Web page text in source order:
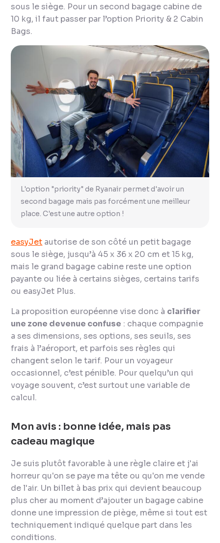
sous le siège. Pour un second bagage cabine de
10 kg, il faut passer par l’option Priority & 2 Cabin
Bags.
L'option "priority" de Ryanair permet d'avoir un
second bagage mais pas forcément une meilleur
place. C'est une autre option !
easyJet autorise de son côté un petit bagage
sous le siège, jusqu’à 45 x 36 x 20 cm et 15 kg,
mais le grand bagage cabine reste une option
payante ou liée à certains sièges, certains tarifs
ou easyJet Plus.
La proposition européenne vise donc à clarifier
une zone devenue confuse : chaque compagnie
a ses dimensions, ses options, ses seuils, ses
frais à l’aéroport, et parfois ses règles qui
changent selon le tarif. Pour un voyageur
occasionnel, c’est pénible. Pour quelqu’un qui
voyage souvent, c’est surtout une variable de
calcul.
Mon avis : bonne idée, mais pas
cadeau magique
Je suis plutôt favorable à une règle claire et j'ai
horreur qu'on se paye ma tête ou qu'on me vende
de l'air. Un billet à bas prix qui devient beaucoup
plus cher au moment d’ajouter un bagage cabine
donne une impression de piège, même si tout est
techniquement indiqué quelque part dans les
conditions.